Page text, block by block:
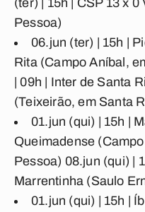
(ter) | 15h | CSP 13 x 0
Pessoa)
06.jun (ter) | 15h |
Rita(Campo Aníbal,
| 09h | Inter de Santa
(Teixeirão, em Santa
01.jun (qui) | 15h |
Queimadense
Pessoa) 08.jun (qui) |
Marrentinha (Saulo
01.jun (qui) | 15h |